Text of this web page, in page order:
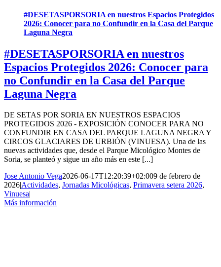
#DESETASPORSORIA en nuestros Espacios Protegidos
2026: Conocer para no Confundir en la Casa del Parque
Laguna Negra
#DESETASPORSORIA en nuestros
Espacios Protegidos 2026: Conocer para
no Confundir en la Casa del Parque
Laguna Negra
DE SETAS POR SORIA EN NUESTROS ESPACIOS
PROTEGIDOS 2026 - EXPOSICIÓN CONOCER PARA NO
CONFUNDIR EN CASA DEL PARQUE LAGUNA NEGRA Y
CIRCOS GLACIARES DE URBIÓN (VINUESA). Una de las
nuevas actividades que, desde el Parque Micológico Montes de
Soria, se planteó y sigue un año más en este [...]
Jose Antonio Vega2026-06-17T12:20:39+02:009 de febrero de
2026|Actividades, Jornadas Micológicas, Primavera setera 2026,
Vinuesa|
Más información